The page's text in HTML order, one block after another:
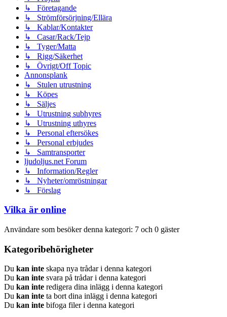
↳ Företagande
↳ Strömförsörjning/Ellära
↳ Kablar/Kontakter
↳ Casar/Rack/Tejp
↳ Tyger/Matta
↳ Rigg/Säkerhet
↳ Övrigt/Off Topic
Annonsplank
↳ Stulen utrustning
↳ Köpes
↳ Säljes
↳ Utrustning subhyres
↳ Utrustning uthyres
↳ Personal eftersökes
↳ Personal erbjudes
↳ Samtransporter
ljudoljus.net Forum
↳ Information/Regler
↳ Nyheter/omröstningar
↳ Förslag
Vilka är online
Användare som besöker denna kategori: 7 och 0 gäster
Kategoribehörigheter
Du kan inte skapa nya trådar i denna kategori
Du kan inte svara på trådar i denna kategori
Du kan inte redigera dina inlägg i denna kategori
Du kan inte ta bort dina inlägg i denna kategori
Du kan inte bifoga filer i denna kategori